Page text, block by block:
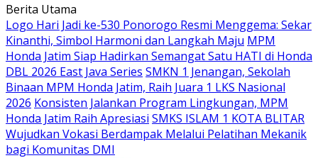
Langsung
ke
konten
Berita Utama
Logo Hari Jadi ke-530 Ponorogo Resmi Menggema: Sekar
Kinanthi, Simbol Harmoni dan Langkah Maju MPM
Honda Jatim Siap Hadirkan Semangat Satu HATI di Honda
DBL 2026 East Java Series SMKN 1 Jenangan, Sekolah
Binaan MPM Honda Jatim, Raih Juara 1 LKS Nasional
2026 Konsisten Jalankan Program Lingkungan, MPM
Honda Jatim Raih Apresiasi SMKS ISLAM 1 KOTA BLITAR
Wujudkan Vokasi Berdampak Melalui Pelatihan Mekanik
bagi Komunitas DMI